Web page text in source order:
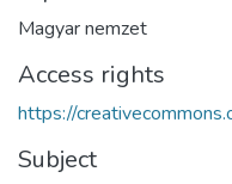
Magyar nemzet
Access rights
https://
Subject